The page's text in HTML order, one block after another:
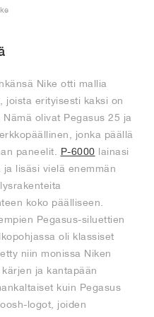
Nike otti mallia
joista erityisesti kaksi on
olivat Pegasus 25 ja
jonka päällä
paneelit. P-6000 lainasi
lisäsi vielä enemmän
koko päälliseen.
Pegasus-siluettien
oli klassiset
niin monissa Niken
ja kantapään
kuin Pegasus
logot, joiden